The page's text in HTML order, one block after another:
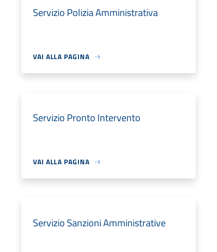
Servizio Polizia Amministrativa
VAI ALLA PAGINA
Servizio Pronto Intervento
VAI ALLA PAGINA
Servizio Sanzioni Amministrative